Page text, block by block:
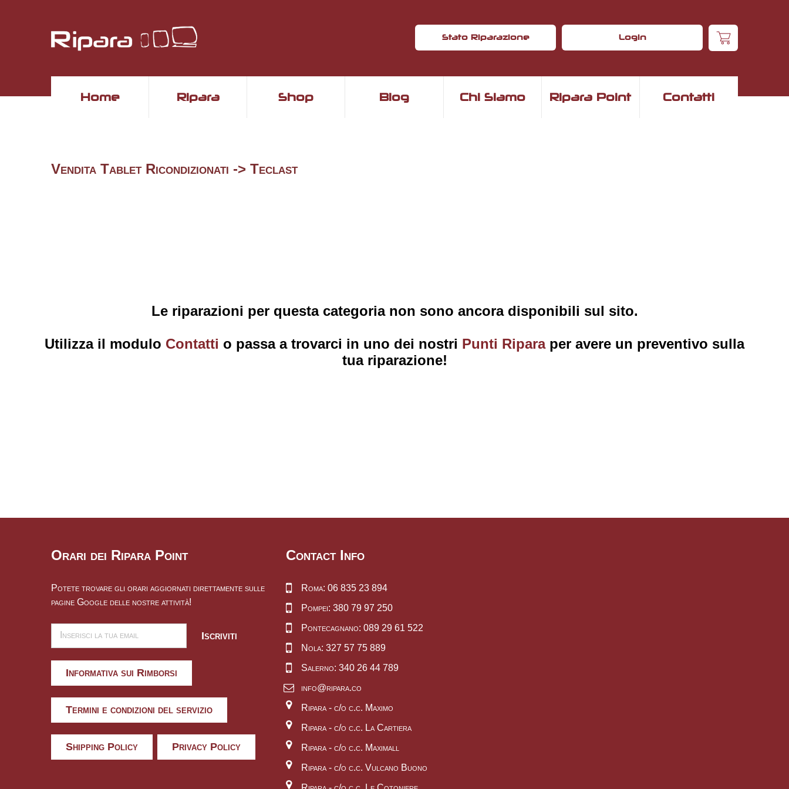
Stato Riparazione Login
Home Ripara Shop Blog Chi Siamo Ripara Point Contatti
Vendita Tablet Ricondizionati -> Teclast
Le riparazioni per questa categoria non sono ancora disponibili sul sito.
Utilizza il modulo Contatti o passa a trovarci in uno dei nostri Punti Riparaper avere un preventivo sulla
tua riparazione!
Orari dei Ripara Point
Potete trovare gli orari aggiornati direttamente sulle
pagine Google delle nostre attività!
Iscriviti
Informativa sui Rimborsi
Termini e condizioni del servizio
Shipping Policy Privacy Policy
Contact Info
Roma: 06 835 23 894
Pompei: 380 79 97 250
Pontecagnano: 089 29 61 522
Nola: 327 57 75 889
Salerno: 340 26 44 789
info@ripara.co
Ripara - c/o c.c. Maximo
Ripara - c/o c.c. La Cartiera
Ripara - c/o c.c. Maximall
Ripara - c/o c.c. Vulcano Buono